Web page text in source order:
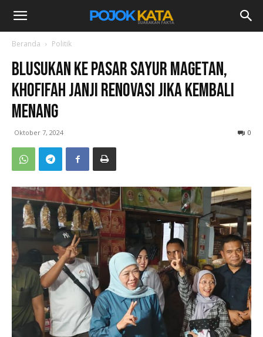
Beranda Politik
Blusukan ke Pasar Sayur Magetan,
Khofifah Janji Renovasi Jika Kembali
Menang
Oktober 7, 2024 0